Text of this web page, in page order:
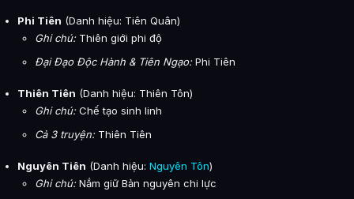
Phi Tiên (Danh hiệu: Tiên Quân)
Ghi chú:Thiên giới phi độ
Đại Đạo Độc Hành & Tiên Ngạo:Phi Tiên
Thiên Tiên (Danh hiệu: Thiên Tôn)
Ghi chú:Chế tạo sinh linh
Cả 3 truyện:Thiên Tiên
Nguyên Tiên (Danh hiệu: Nguyên Tôn)
Ghi chú:Nắm giữ Bản nguyên chi lực